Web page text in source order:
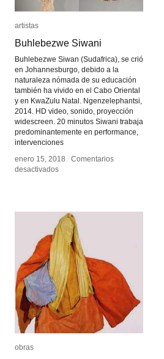
artistas
Buhlebezwe Siwani
Buhlebezwe Siwan (Sudafrica), se crió
en Johannesburgo, debido a la
naturaleza nómada de su educación
también ha vivido en el Cabo Oriental
y en KwaZulu Natal. Ngenzelephantsi,
2014. HD video, sonido, proyección
widescreen. 20 minutos Siwani trabaja
predominantemente en performance,
intervenciones
enero 15, 2018 / Comentarios
desactivadosen
artistas
Buhlebezwe Siwani
enero 15, 2018 / Comentarios
desactivadosen
obras
obras